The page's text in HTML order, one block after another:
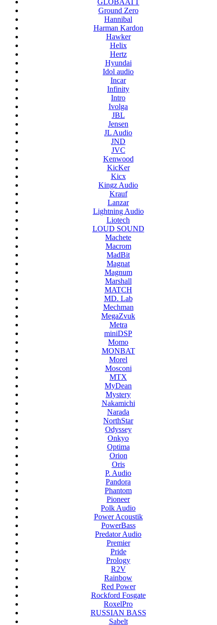
GLOBAATT
Ground Zero
Hannibal
Harman Kardon
Hawker
Helix
Hertz
Hyundai
Idol audio
Incar
Infinity
Intro
Ivolga
JBL
Jensen
JL Audio
JND
JVC
Kenwood
KicKer
Kicx
Kingz Audio
Krauf
Lanzar
Lightning Audio
Liotech
LOUD SOUND
Machete
Macrom
MadBit
Magnat
Magnum
Marshall
MATCH
MD. Lab
Mechman
MegaZvuk
Metra
miniDSP
Momo
MONBAT
Morel
Mosconi
MTX
MyDean
Mystery
Nakamichi
Narada
NorthStar
Odyssey
Onkyo
Optima
Orion
Oris
P. Audio
Pandora
Phantom
Pioneer
Polk Audio
Power Acoustik
PowerBass
Predator Audio
Premier
Pride
Prology
R2V
Rainbow
Red Power
Rockford Fosgate
RoxelPro
RUSSIAN BASS
Sabelt